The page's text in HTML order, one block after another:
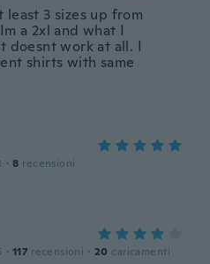
3 sizes up from
a 2xl and what I
doesnt work at all. I
shirts with same
· 8 recensioni
· 117 recensioni · 20 caricamenti